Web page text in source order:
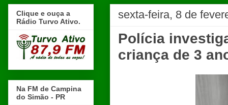
sexta-feira, 8 de
Polícia
criança de 3
Clique e ouça a
Rádio Turvo Ativo.
Na FM de Campina
do Simão - PR